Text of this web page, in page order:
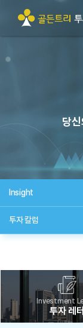
당
Insight
투자 칼럼
Investment
투자 레터